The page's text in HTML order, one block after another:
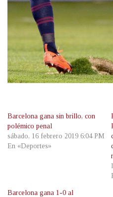
Barcelona gana sin brillo, con
polémico penal
sábado, 16 febrero 2019 6:04 PM
En «Deportes»
Barcelona gana 1-0 al